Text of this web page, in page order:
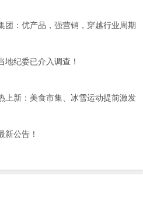
团：优产品，强营销，穿越行业周期
地纪委已介入调查！
上新：美食市集、冰雪运动提前激发
新公告！